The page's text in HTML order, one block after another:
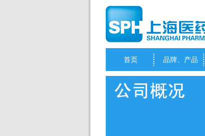
首页 品牌、产品